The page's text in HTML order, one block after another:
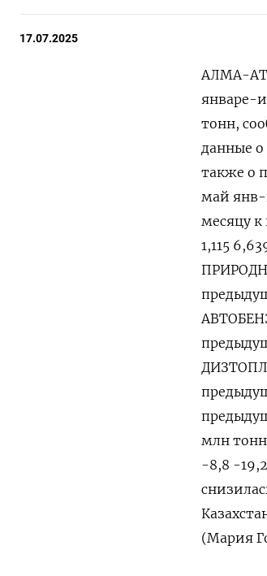
17.07.2025
АЛМА-
январе-
тонн,
данные о
также о
май янв-
месяцу
1,115
млн
-8,8 -19,2
(Мария